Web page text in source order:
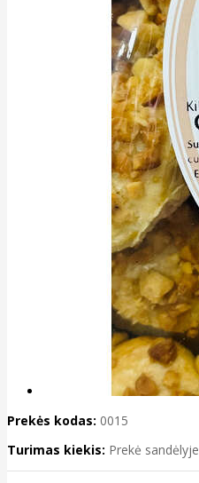
Prekės kodas: 0015
Turimas kiekis: Prekė sandėlyje